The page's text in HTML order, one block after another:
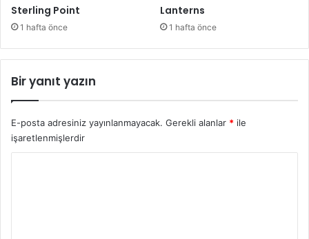
Sterling Point
1 hafta önce
Lanterns
1 hafta önce
Bir yanıt yazın
E-posta adresiniz yayınlanmayacak. Gerekli alanlar * ile
işaretlenmişlerdir